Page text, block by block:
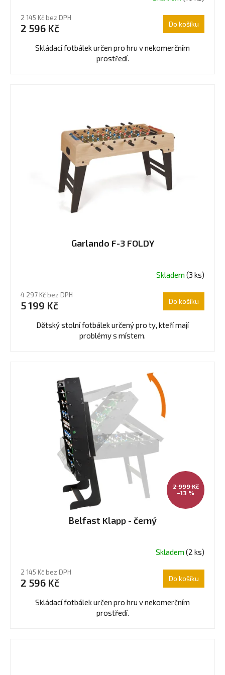
produktu
je
2 145 Kč bez DPH
2 596 Kč Do košíku
Skládací fotbálek určen pro hru v nekomerčním
prostředí.
Garlando F-3 FOLDY
produktu
je
Skladem(3 ks)
4 297 Kč bez DPH
5 199 Kč Do košíku
Dětský stolní fotbálek určený pro ty, kteří mají
problémy s místem.
2 999 Kč
–13 %
Belfast Klapp - černý
Skladem (2 ks)
2 145 Kč bez DPH
2 596 Kč Do košíku
Skládací fotbálek určen pro hru v nekomerčním
prostředí.